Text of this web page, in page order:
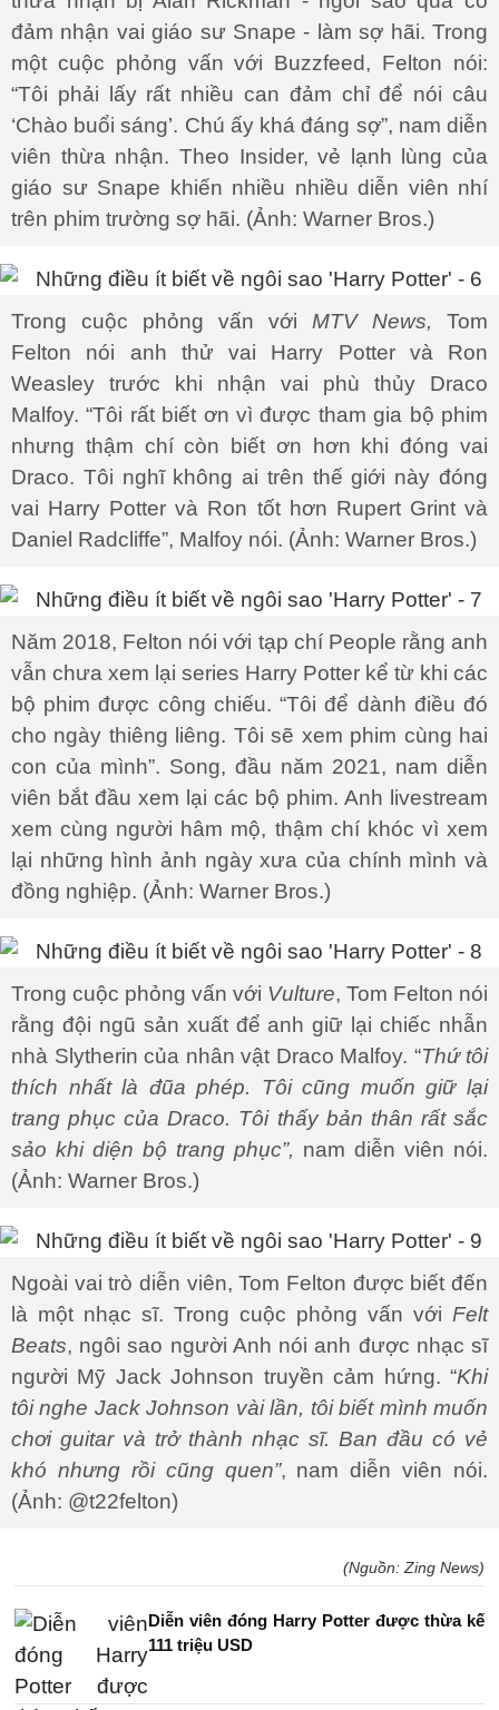
đảm nhận vai giáo sư Snape - làm sợ hãi. Trong
một cuộc phỏng vấn với Buzzfeed, Felton nói:
“Tôi phải lấy rất nhiều can đảm chỉ để nói câu
‘Chào buổi sáng’. Chú ấy khá đáng sợ”, nam diễn
viên thừa nhận. Theo Insider, vẻ lạnh lùng của
giáo sư Snape khiến nhiều nhiều diễn viên nhí
trên phim trường sợ hãi. (Ảnh: Warner Bros.)
Trong cuộc phỏng vấn với MTV News, Tom
Felton nói anh thử vai Harry Potter và Ron
Weasley trước khi nhận vai phù thủy Draco
Malfoy. “Tôi rất biết ơn vì được tham gia bộ phim
nhưng thậm chí còn biết ơn hơn khi đóng vai
Draco. Tôi nghĩ không ai trên thế giới này đóng
vai Harry Potter và Ron tốt hơn Rupert Grint và
Daniel Radcliffe”, Malfoy nói. (Ảnh: Warner Bros.)
Năm 2018, Felton nói với tạp chí People rằng anh
vẫn chưa xem lại series Harry Potter kể từ khi các
bộ phim được công chiếu. “Tôi để dành điều đó
cho ngày thiêng liêng. Tôi sẽ xem phim cùng hai
con của mình”. Song, đầu năm 2021, nam diễn
viên bắt đầu xem lại các bộ phim. Anh livestream
xem cùng người hâm mộ, thậm chí khóc vì xem
lại những hình ảnh ngày xưa của chính mình và
đồng nghiệp. (Ảnh: Warner Bros.)
Trong cuộc phỏng vấn với Vulture, Tom Felton nói
rằng đội ngũ sản xuất để anh giữ lại chiếc nhẫn
nhà Slytherin của nhân vật Draco Malfoy. “Thứ tôi
thích nhất là đũa phép. Tôi cũng muốn giữ lại
trang phục của Draco. Tôi thấy bản thân rất sắc
sảo khi diện bộ trang phục”, nam diễn viên nói.
(Ảnh: Warner Bros.)
Ngoài vai trò diễn viên, Tom Felton được biết đến
là một nhạc sĩ. Trong cuộc phỏng vấn với Felt
Beats, ngôi sao người Anh nói anh được nhạc sĩ
người Mỹ Jack Johnson truyền cảm hứng. “Khi
tôi nghe Jack Johnson vài lần, tôi biết mình muốn
chơi guitar và trở thành nhạc sĩ. Ban đầu có vẻ
khó nhưng rồi cũng quen”, nam diễn viên nói.
(Ảnh: @t22felton)
(Nguồn: Zing News)
Diễn viên đóng Harry Potter được thừa kế
111 triệu USD